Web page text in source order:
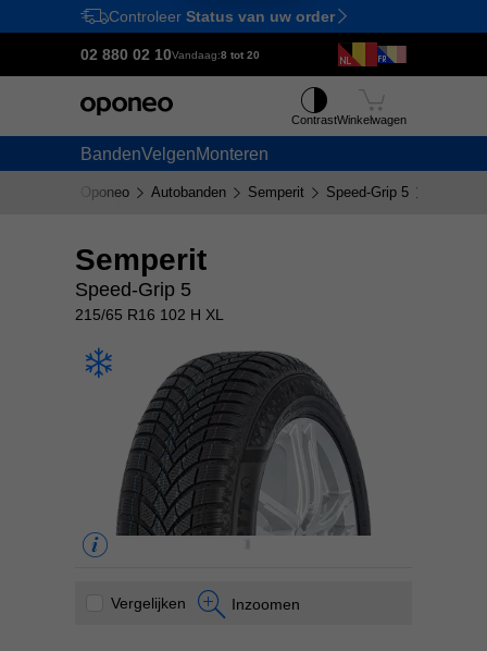
Ctrl M
Controleer Status van uw order
02 880 02 10Vandaag:8 tot 20
BandenVelgenMonteren
ContrastWinkelwagen
Oponeo Autobanden Semperit Speed-Grip 5
Semperit
Speed-Grip 5
215/65 R16 102 H XL
Vergelijken Inzoomen